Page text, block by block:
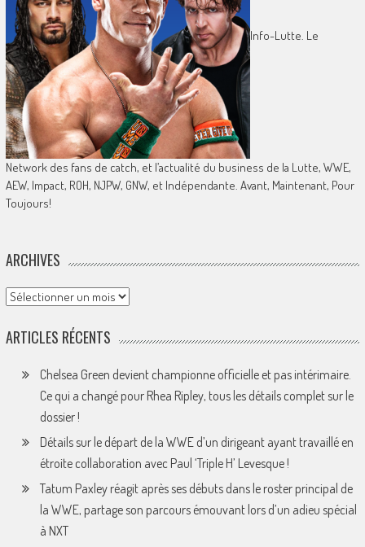
Info-Lutte. Le
Network des fans de catch, et l’actualité du business de la Lutte, WWE,
AEW, Impact, ROH, NJPW, GNW, et Indépendante. Avant, Maintenant, Pour
Toujours!
ARCHIVES
Archives
ARTICLES RÉCENTS
Chelsea Green devient championne officielle et pas intérimaire.
Ce qui a changé pour Rhea Ripley, tous les détails complet sur le
dossier !
Détails sur le départ de la WWE d’un dirigeant ayant travaillé en
étroite collaboration avec Paul ‘Triple H’ Levesque !
Tatum Paxley réagit après ses débuts dans le roster principal de
la WWE, partage son parcours émouvant lors d’un adieu spécial
à NXT